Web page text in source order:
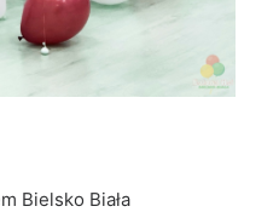
Bielsko Biała